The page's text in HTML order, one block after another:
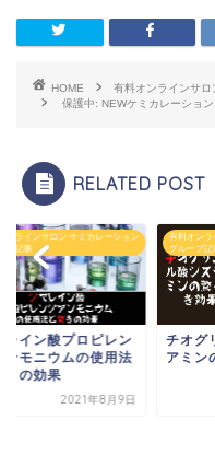
HOME
有料オンラインサ
保護中: NEWケミカレーショ
RELATED POST
ンラインサロン ケミカレーション
プ記事
レイン酸プロピレン
ンモニウムの使用法
きの効果
2021年8月9日
有料オンラ
グループ記
チオグ
アミン